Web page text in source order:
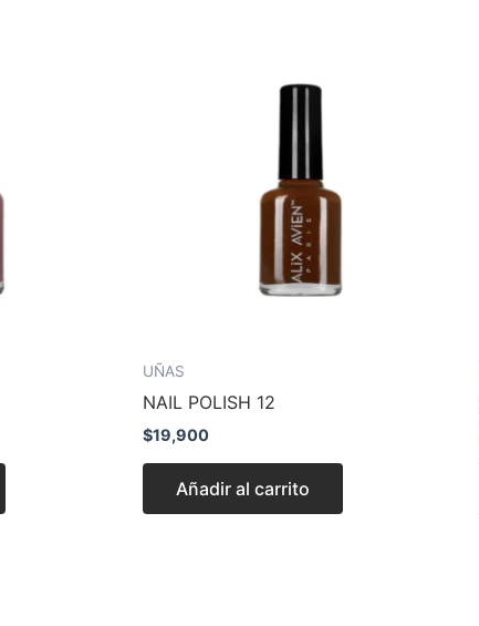
UÑAS
NAIL POLISH 12
$19,900
Añadir al carrito